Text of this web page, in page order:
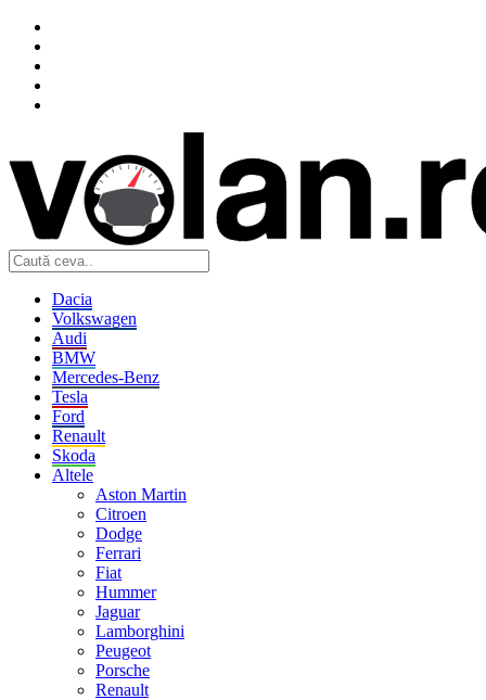
Dacia
Volkswagen
Audi
BMW
Mercedes-Benz
Tesla
Ford
Renault
Skoda
Altele
Aston Martin
Citroen
Dodge
Ferrari
Fiat
Hummer
Jaguar
Lamborghini
Peugeot
Porsche
Renault